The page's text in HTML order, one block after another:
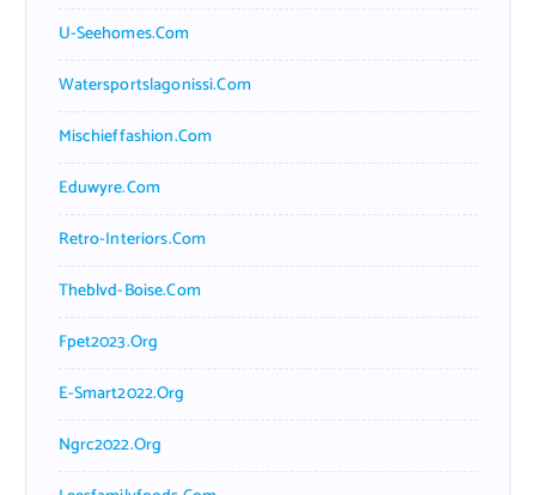
U-Seehomes.com
Watersportslagonissi.com
Mischieffashion.com
Eduwyre.com
Retro-Interiors.com
Theblvd-Boise.com
Fpet2023.org
E-Smart2022.org
Ngrc2022.org